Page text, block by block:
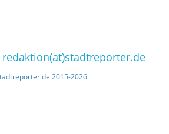
redaktion(at)stadtreporter.de
2015-2026